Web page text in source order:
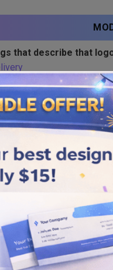
that describe that